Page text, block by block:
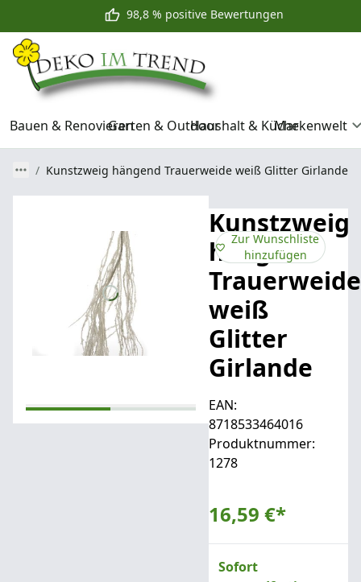
98,8 % positive Bewertungen
Bauen & RenovierenGarten & OutdoorHaushalt & KücheMarkenwelt
Kunstzweig hängend Trauerweide weiß Glitter Girlande
Kunstzweig
hängend
Trauerweide
weiß
Glitter
Girlande
EAN:
8718533464016
Produktnummer:
1278
16,59 €*
Zur Wunschliste
hinzufügen
Sofort